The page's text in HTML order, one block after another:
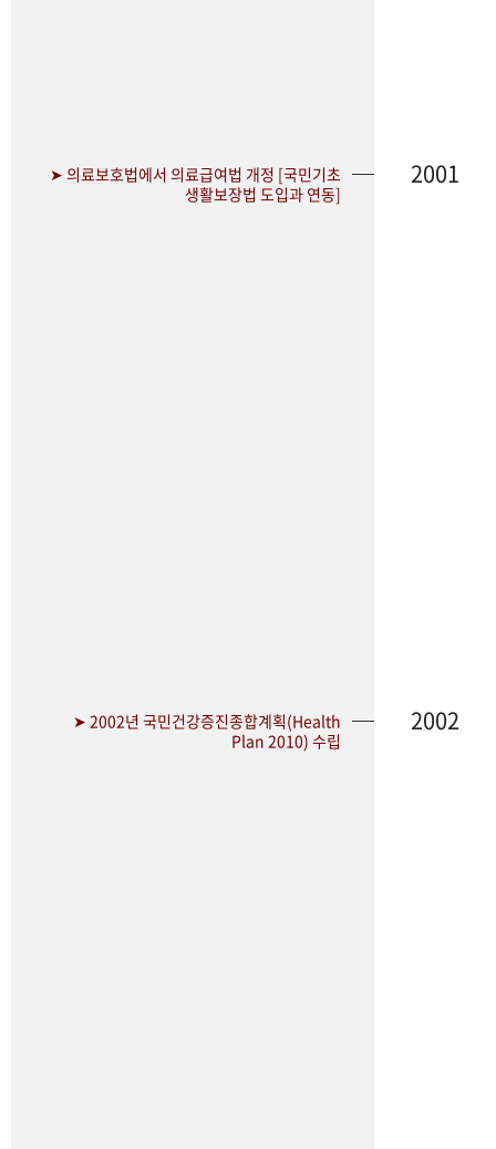
➤ 의료보호법에서 의료급여법 개정 [국민기초
생활보장법 도입과 연동]
2001
➤ 2002년 국민건강증진종합계획(Health
Plan 2010) 수립
2002